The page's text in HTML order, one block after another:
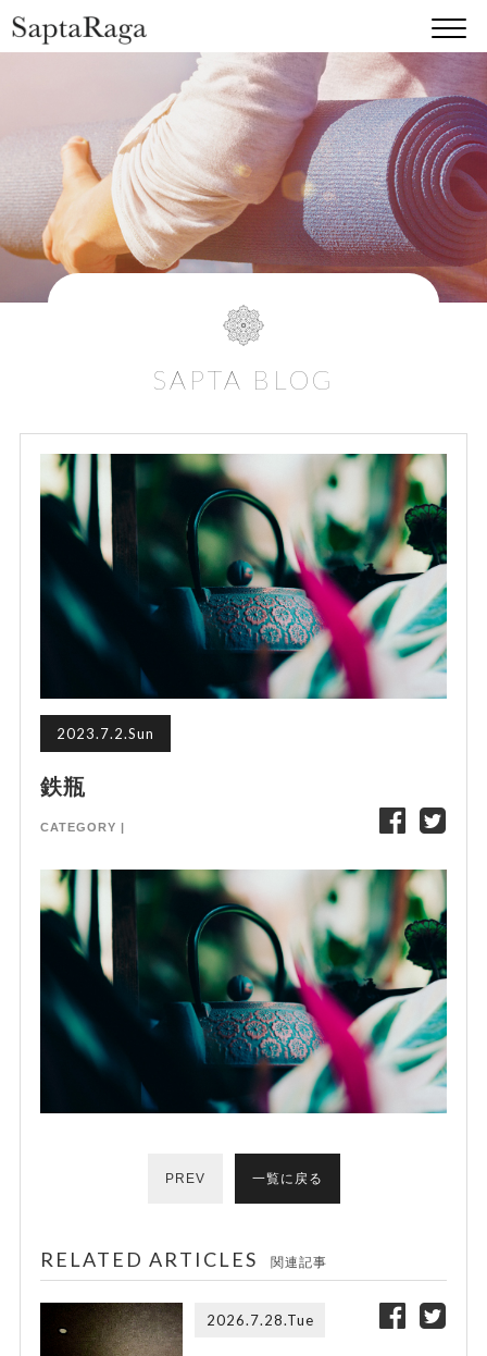
SAPTA BLOG
2023.7.2.Sun
鉄瓶
CATEGORY |
PREV 一覧に戻る
RELATED ARTICLES 関連記事
2026.7.28.Tue